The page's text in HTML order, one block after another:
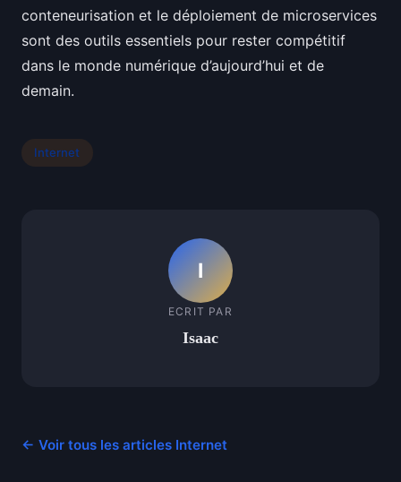
conteneurisation et le déploiement de microservices
sont des outils essentiels pour rester compétitif
dans le monde numérique d’aujourd’hui et de
demain.
Internet
I
ECRIT PAR
Isaac
← Voir tous les articles Internet